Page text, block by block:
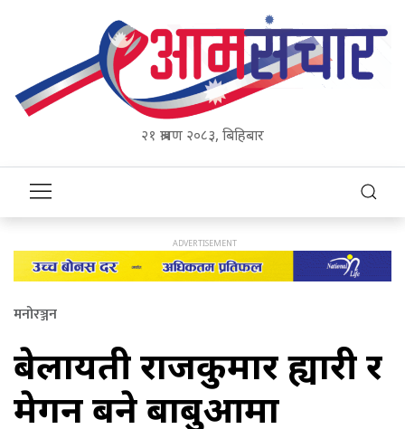
२१ श्रावण २०८३, बिहिबार
मनोरञ्जन
बेलायती राजकुमार ह्यारी र
मेगन बने बाबुआमा